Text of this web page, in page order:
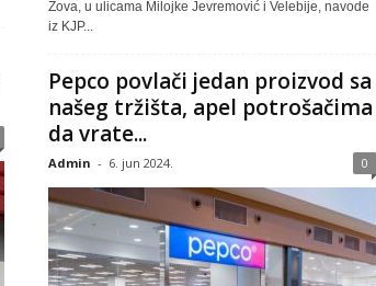
Zova, u ulicama Milojke Jevremović i Velebije, navode
iz KJP...
Pepco povlači jedan proizvod sa
našeg tržišta, apel potrošačima
da vrate...
Admin - 6. jun 2024. 0